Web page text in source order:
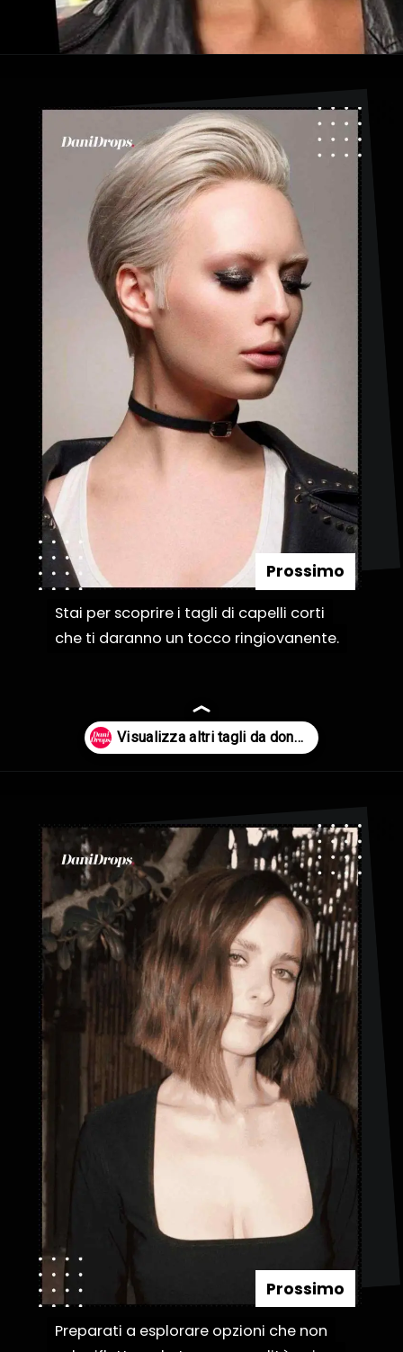
Stai per scoprire i tagli di capelli corti
che ti daranno un tocco ringiovanente.
Stai per scoprire i tagli di capelli corti
che ti daranno un tocco ringiovanente.
Prossimo
Preparati a esplorare opzioni che non
Preparati a esplorare opzioni che non
Prossimo